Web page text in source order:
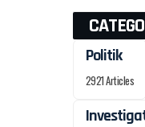
Politik
2921 Articles